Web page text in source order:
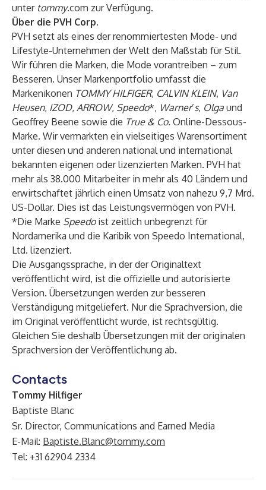
unter tommy.com zur Verfügung.
Über die PVH Corp.
PVH setzt als eines der renommiertesten Mode- und
Lifestyle-Unternehmen der Welt den Maßstab für Stil.
Wir führen die Marken, die Mode vorantreiben – zum
Besseren. Unser Markenportfolio umfasst die
Markenikonen TOMMY HILFIGER, CALVIN KLEIN, Van
Heusen, IZOD, ARROW, Speedo*, Warner’s, Olga und
Geoffrey Beene sowie die True & Co. Online-Dessous-
Marke. Wir vermarkten ein vielseitiges Warensortiment
unter diesen und anderen national und international
bekannten eigenen oder lizenzierten Marken. PVH hat
mehr als 38.000 Mitarbeiter in mehr als 40 Ländern und
erwirtschaftet jährlich einen Umsatz von nahezu 9,7 Mrd.
US-Dollar. Dies ist das Leistungsvermögen von PVH.
*Die Marke Speedoist zeitlich unbegrenzt für
Nordamerika und die Karibik von Speedo International,
Ltd. lizenziert.
Die Ausgangssprache, in der der Originaltext
veröffentlicht wird, ist die offizielle und autorisierte
Version. Übersetzungen werden zur besseren
Verständigung mitgeliefert. Nur die Sprachversion, die
im Original veröffentlicht wurde, ist rechtsgültig.
Gleichen Sie deshalb Übersetzungen mit der originalen
Sprachversion der Veröffentlichung ab.
Contacts
Tommy Hilfiger
Baptiste Blanc
Sr. Director, Communications and Earned Media
E-Mail: Baptiste.Blanc@tommy.com
Tel: +31 62904 2334